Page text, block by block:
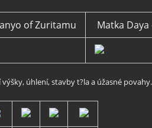
of Zuritamu Matka
úhlení, stavby t?la a úžasné povahy.